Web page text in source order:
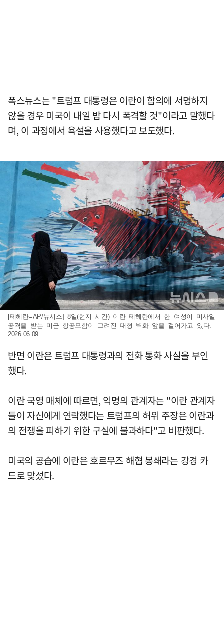
폭스뉴스는 "트럼프 대통령은 이란이 합의에 서명하지
않을 경우 미국이 내일 밤 다시 폭격할 것"이라고 말했다
며, 이 과정에서 욕설을 사용했다고 보도했다.
[테헤란=AP/뉴시스] 8일(현지 시간) 이란 테헤란에서 한 여성이 미사일
공격을 받는 미군 항공모함이 그려진 대형 벽화 앞을 걸어가고 있다.
2026.06.09.
반면 이란은 트럼프 대통령과의 전화 통화 사실을 부인
했다.
이란 국영 매체에 따르면, 익명의 관계자는 "이란 관계자
들이 자신에게 연락했다는 트럼프의 허위 주장은 이란과
의 전쟁을 피하기 위한 구실에 불과하다"고 비판했다.
미국의 공습에 이란은 호르무즈 해협 봉쇄라는 강경 카
드로 맞섰다.